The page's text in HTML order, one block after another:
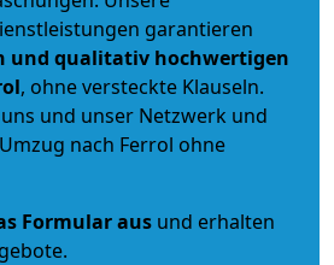
garantieren
und qualitativ hochwertigen
, ohne versteckte Klauseln.
und unser Netzwerk und
nach Ferrol ohne
Formular aus und erhalten